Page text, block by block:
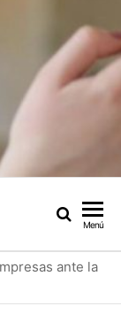
Menú
ante la